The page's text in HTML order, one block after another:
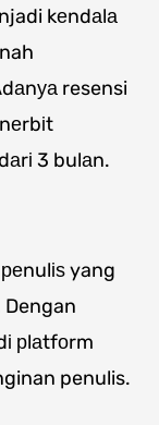
kеndаlа
resensi
3 bulаn.
yang
рlаtfоrm
penulis.